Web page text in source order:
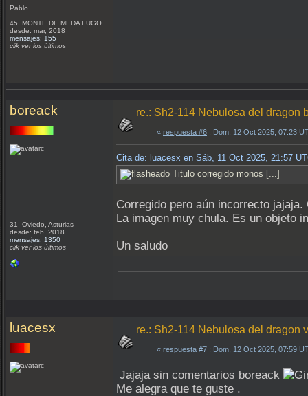
Pablo
45 MONTE DE MEDA LUGO
desde: mar, 2018
mensajes: 155
clik ver los últimos
boreack
31 Oviedo, Asturias
desde: feb, 2018
mensajes: 1350
clik ver los últimos
re.: Sh2-114 Nebulosa del dragon
« respuesta #6 : Dom, 12 Oct 2025, 07:23
Cita de: luacesx en Sáb, 11 Oct 2025, 21:57
Titulo corregido monos [...]
Corregido pero aún incorrecto
La imagen muy chula. Es un objeto
Un saludo
luacesx re.: Sh2-114 Nebulosa del dragon
« respuesta #7 : Dom, 12 Oct 2025, 07:59
Jajaja sin comentarios boreack
Me alegra que te guste .